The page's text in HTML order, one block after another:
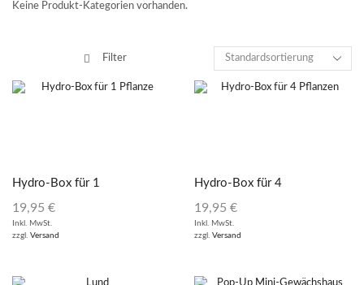
Filter
Hydro-Box für 1
Pflanze
19,95 €
Inkl. MwSt.
zzgl. Versand
Hydro-Box für 4
Pflanzen
19,95 €
Inkl. MwSt.
zzgl. Versand
Keine Produkt-Kategorien vorhanden.